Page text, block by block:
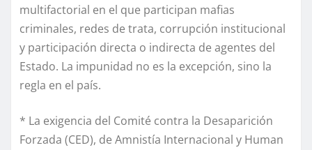
multifactorial en el que participan mafias
criminales, redes de trata, corrupción institucional
y participación directa o indirecta de agentes del
Estado. La impunidad no es la excepción, sino la
regla en el país.
* La exigencia del Comité contra la Desaparición
Forzada (CED), de Amnistía Internacional y Human